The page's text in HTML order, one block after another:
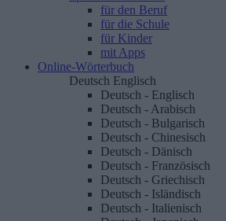
für den Beruf
für die Schule
für Kinder
mit Apps
Online-Wörterbuch
Deutsch Englisch
Deutsch - Englisch
Deutsch - Arabisch
Deutsch - Bulgarisch
Deutsch - Chinesisch
Deutsch - Dänisch
Deutsch - Französisch
Deutsch - Griechisch
Deutsch - Isländisch
Deutsch - Italienisch